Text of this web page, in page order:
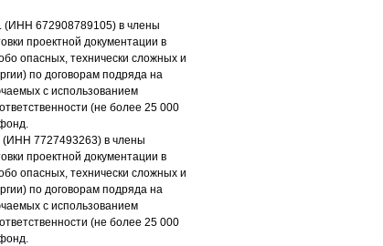
(ИНН 672908789105) в члены
проектной документации в
опасных, технически сложных и
по договорам подряда на
с использованием
(не более 25 000
7727493263) в члены
проектной документации в
опасных, технически сложных и
по договорам подряда на
с использованием
(не более 25 000